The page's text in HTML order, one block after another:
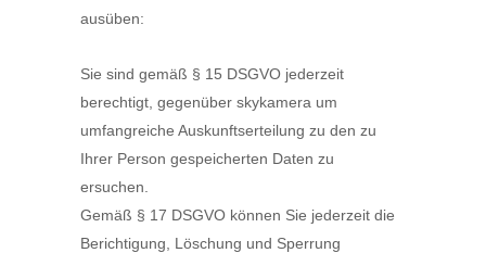
ausüben:
Sie sind gemäß § 15 DSGVO jederzeit
berechtigt, gegenüber skykamera um
umfangreiche Auskunftserteilung zu den zu
Ihrer Person gespeicherten Daten zu
ersuchen.
Gemäß § 17 DSGVO können Sie jederzeit die
Berichtigung, Löschung und Sperrung